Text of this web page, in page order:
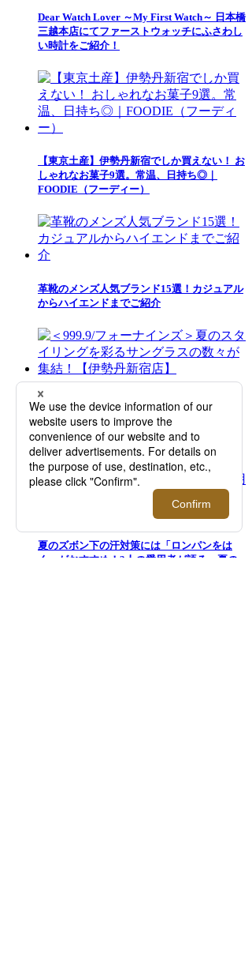
Dear Watch Lover ～My First Watch～ 日本橋
三越本店にてファーストウォッチにふさわし
い時計をご紹介！
【東京土産】伊勢丹新宿でしか買えない！ お
しゃれなお菓子9選。常温、日持ち◎｜
FOODIE（フーディー）
革靴のメンズ人気ブランド15選！カジュアル
からハイエンドまでご紹介
＜999.9/フォーナインズ＞夏のスタイリング
を彩るサングラスの数々が集結！【伊勢丹新
夏のズボン下の汗対策には「ロンパンをは
く」がおすすめ！3人の愛用者が語る、夏の